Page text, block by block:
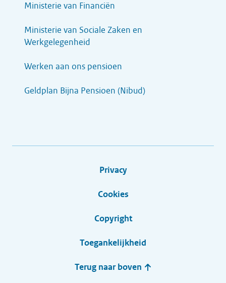
Ministerie van Financiën
Ministerie van Sociale Zaken en
Werkgelegenheid
Werken aan ons pensioen
Geldplan Bijna Pensioen (Nibud)
Privacy
Cookies
Copyright
Toegankelijkheid
Terug naar boven